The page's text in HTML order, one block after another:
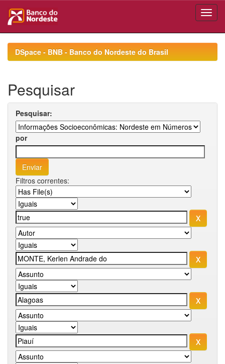
navigationDSpace - BNB - Banco do Nordeste do Brasil
Pesquisar
Pesquisar:
por
Filtros correntes: